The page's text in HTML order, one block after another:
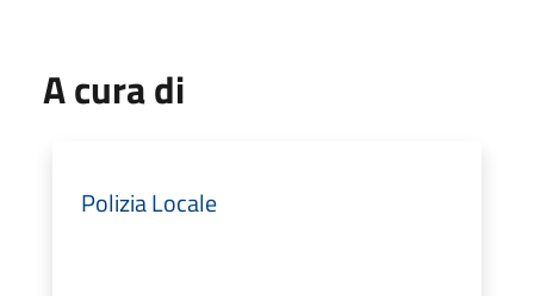
A cura di
Polizia Locale